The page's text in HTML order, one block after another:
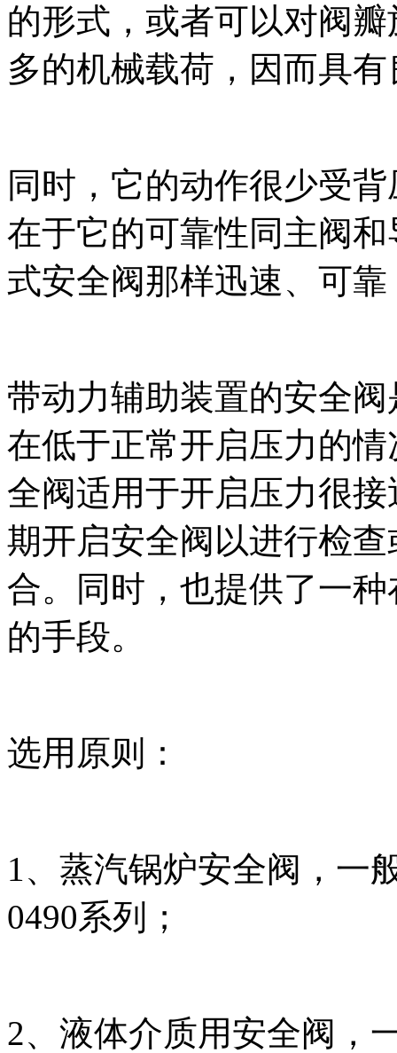
的形式，或者可以对阀
多的机械载荷，因而具
同时，它的动作很少受
在于它的可靠性同主阀
式安全阀那样迅速、可
带动力辅助装置的安全
在低于正常开启压力的
全阀适用于开启压力很
期开启安全阀以进行检
合。同时，也提供了一
的手段。
选用原则：
1、蒸汽锅炉安全阀，一
0490系列；
2、液体介质用安全阀，